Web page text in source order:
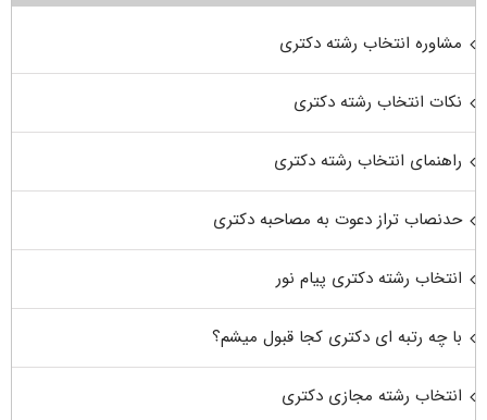
مشاوره انتخاب رشته دکتری
نکات انتخاب رشته دکتری
راهنمای انتخاب رشته دکتری
حدنصاب تراز دعوت به مصاحبه دکتری
انتخاب رشته دکتری پیام نور
با چه رتبه ای دکتری کجا قبول میشم؟
انتخاب رشته مجازی دکتری